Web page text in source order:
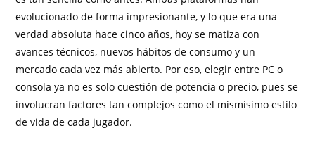
evolucionado de forma impresionante, y lo que era una
verdad absoluta hace cinco años, hoy se matiza con
avances técnicos, nuevos hábitos de consumo y un
mercado cada vez más abierto. Por eso, elegir entre PC o
consola ya no es solo cuestión de potencia o precio, pues se
involucran factores tan complejos como el mismísimo estilo
de vida de cada jugador.